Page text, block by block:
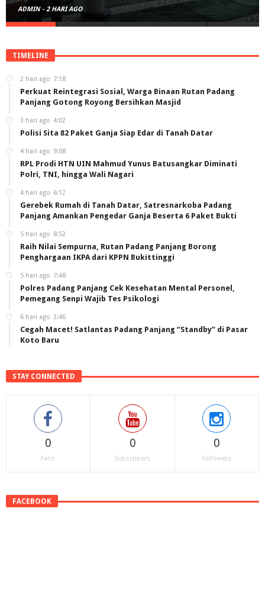
ADMIN - 2 HARI AGO
TIMELINE
2 hari ago 7:18
Perkuat Reintegrasi Sosial, Warga Binaan Rutan Padang
Panjang Gotong Royong Bersihkan Masjid
3 hari ago 4:02
Polisi Sita 82 Paket Ganja Siap Edar di Tanah Datar
4 hari ago 9:08
RPL Prodi HTN UIN Mahmud Yunus Batusangkar Diminati
Polri, TNI, hingga Wali Nagari
4 hari ago 6:12
Gerebek Rumah di Tanah Datar, Satresnarkoba Padang
Panjang Amankan Pengedar Ganja Beserta 6 Paket Bukti
5 hari ago 8:52
Raih Nilai Sempurna, Rutan Padang Panjang Borong
Penghargaan IKPA dari KPPN Bukittinggi
5 hari ago 7:48
Polres Padang Panjang Cek Kesehatan Mental Personel,
Pemegang Senpi Wajib Tes Psikologi
6 hari ago 3:46
Cegah Macet! Satlantas Padang Panjang “Standby” di Pasar
Koto Baru
STAY CONNECTED
0
Fans
0
Subscribers
0
Followers
FACEBOOK